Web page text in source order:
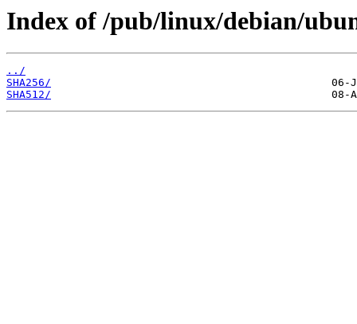
Index of /pub/linux/debian/
../
SHA256/
SHA512/